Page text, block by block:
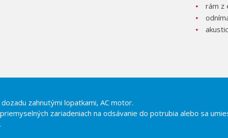
rám z
zahnutými lopatkami, AC motor.
zariadeniach na odsávanie do potrubia alebo sa